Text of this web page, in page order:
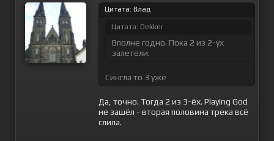
Цитата: Влад
Цитата: Dekker
Вполне годно. Пока 2 из 2-ух
залетели.
Сингла то 3 уже
Да, точно. Тогда 2 из 3-ёх. Playing God
не зашёл - вторая половина трека всё
слила.